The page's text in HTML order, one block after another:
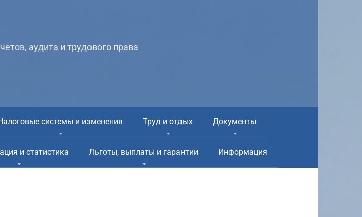
аудита и трудового права
системы и изменения Труд и отдых Документы
и статистика Льготы, выплаты и гарантии Информация